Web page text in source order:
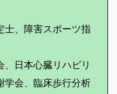
士、障害スポーツ指
日本心臓リハビリ
学会、臨床歩行分析